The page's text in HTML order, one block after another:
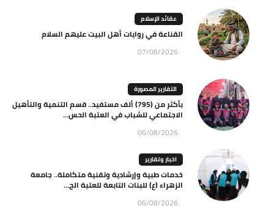
عقائد الإسلام
القناعة في روايات أهل البيت عليهم السلام
07/08/2026
التقارير المصورة
بأكثر من (795) ألف مستفيد.. قسم التنمية والتأهيل
الاجتماعي للشباب في العتبة الحس...
06/08/2026
اخبار وتقارير
خدمات طبية وإرشادية وتقنية متكاملة.. جامعة
الزهراء (ع) للبنات التابعة للعتبة الح...
06/08/2026